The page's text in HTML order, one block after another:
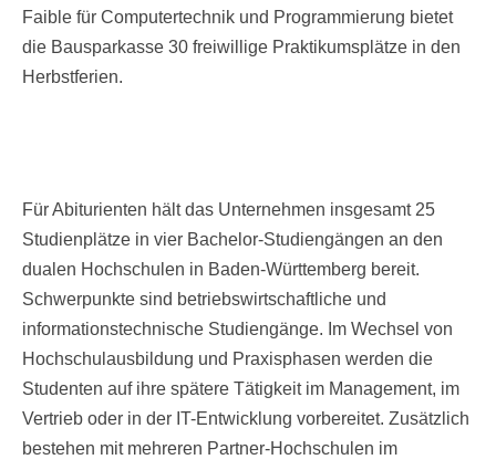
Faible für Computertechnik und Programmierung bietet
die Bausparkasse 30 freiwillige Praktikumsplätze in den
Herbstferien.
Für Abiturienten hält das Unternehmen insgesamt 25
Studienplätze in vier Bachelor-Studiengängen an den
dualen Hochschulen in Baden-Württemberg bereit.
Schwerpunkte sind betriebswirtschaftliche und
informationstechnische Studiengänge. Im Wechsel von
Hochschulausbildung und Praxisphasen werden die
Studenten auf ihre spätere Tätigkeit im Management, im
Vertrieb oder in der IT-Entwicklung vorbereitet. Zusätzlich
bestehen mit mehreren Partner-Hochschulen im